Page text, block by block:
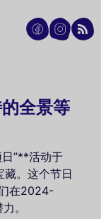
全景等
”**活动于
。这个节日
在2024-
。